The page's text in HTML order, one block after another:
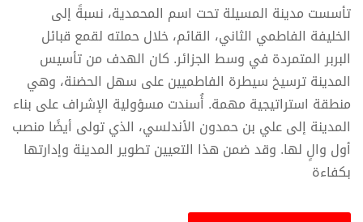
تأسست مدينة المسيلة تحت اسم المحمدية، نسبةً إلى
الخليفة الفاطمي الثاني، القائم، خلال حملته لقمع قبائل
البربر المتمردة في وسط الجزائر. كان الهدف من تأسيس
المدينة ترسيخ سيطرة الفاطميين على سهل الحضنة، وهي
منطقة استراتيجية مهمة. أُسندت مسؤولية الإشراف على بناء
المدينة إلى علي بن حمدون الأندلسي، الذي تولى أيضًا منصب
أول والٍ لها. وقد ضمن هذا التعيين تطوير المدينة وإدارتها
بكفاءة